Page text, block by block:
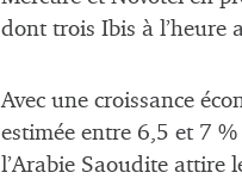
dont trois Ibis à l’heure
Avec une croissance
estimée entre 6,5 et 7
l’Arabie Saoudite attire